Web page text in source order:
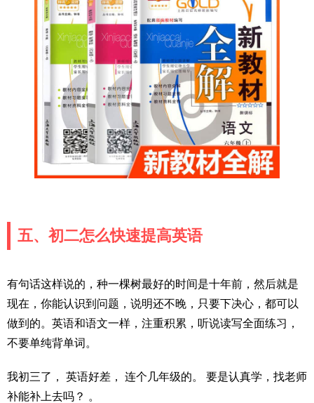
五、初二怎么快速提高英语
有句话这样说的，种一棵树最好的时间是十年前，然后就是
现在，你能认识到问题，说明还不晚，只要下决心，都可以
做到的。英语和语文一样，注重积累，听说读写全面练习，
不要单纯背单词。
我初三了， 英语好差， 连个几年级的。 要是认真学，找老师
补能补上去吗？ 。